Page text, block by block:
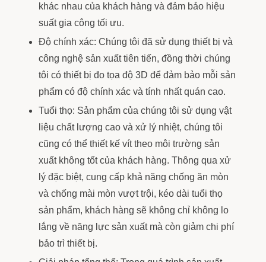
khác nhau của khách hàng và đảm bảo hiệu
suất gia công tối ưu.
Độ chính xác: Chúng tôi đã sử dụng thiết bị và
công nghệ sản xuất tiên tiến, đồng thời chúng
tôi có thiết bị đo tọa độ 3D để đảm bảo mỗi sản
phẩm có độ chính xác và tính nhất quán cao.
Tuổi thọ: Sản phẩm của chúng tôi sử dụng vật
liệu chất lượng cao và xử lý nhiệt, chúng tôi
cũng có thể thiết kế vít theo môi trường sản
xuất không tốt của khách hàng. Thông qua xử
lý đặc biệt, cung cấp khả năng chống ăn mòn
và chống mài mòn vượt trội, kéo dài tuổi thọ
sản phẩm, khách hàng sẽ không chỉ không lo
lắng về năng lực sản xuất mà còn giảm chi phí
bảo trì thiết bị.